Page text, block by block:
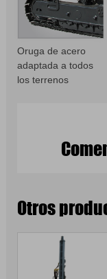
Oruga de acero
adaptada a todos
los terrenos
Otros